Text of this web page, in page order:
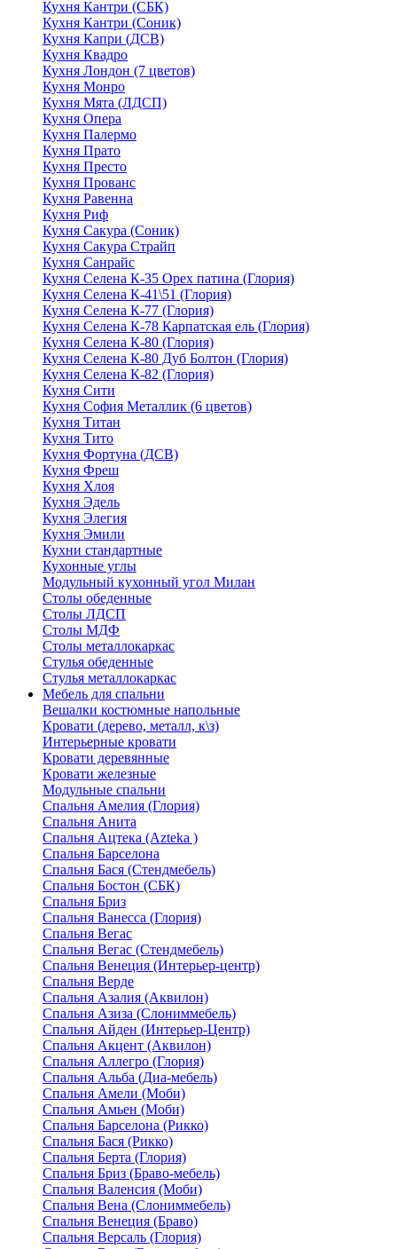
Кухня Кантри (СБК)
Кухня Кантри (Соник)
Кухня Капри (ДСВ)
Кухня Квадро
Кухня Лондон (7 цветов)
Кухня Монро
Кухня Мята (ЛДСП)
Кухня Опера
Кухня Палермо
Кухня Прато
Кухня Престо
Кухня Прованс
Кухня Равенна
Кухня Риф
Кухня Сакура (Соник)
Кухня Сакура Страйп
Кухня Санрайс
Кухня Селена К-35 Орех патина (Глория)
Кухня Селена К-41\51 (Глория)
Кухня Селена К-77 (Глория)
Кухня Селена К-78 Карпатская ель (Глория)
Кухня Селена К-80 (Глория)
Кухня Селена К-80 Дуб Болтон (Глория)
Кухня Селена К-82 (Глория)
Кухня Сити
Кухня София Металлик (6 цветов)
Кухня Титан
Кухня Тито
Кухня Фортуна (ДСВ)
Кухня Фреш
Кухня Хлоя
Кухня Эдель
Кухня Элегия
Кухня Эмили
Кухни стандартные
Кухонные углы
Модульный кухонный угол Милан
Столы обеденные
Столы ЛДСП
Столы МДФ
Столы металлокаркас
Стулья обеденные
Стулья металлокаркас
Мебель для спальни
Вешалки костюмные напольные
Кровати (дерево, металл, к\з)
Интерьерные кровати
Кровати деревянные
Кровати железные
Модульные спальни
Спальня Амелия (Глория)
Спальня Анита
Спальня Ацтека (Azteka )
Спальня Барселона
Спальня Бася (Стендмебель)
Спальня Бостон (СБК)
Спальня Бриз
Спальня Ванесса (Глория)
Спальня Вегас
Спальня Вегас (Стендмебель)
Спальня Венеция (Интерьер-центр)
Спальня Верде
Спальня Азалия (Аквилон)
Спальня Азиза (Слониммебель)
Спальня Айден (Интерьер-Центр)
Спальня Акцент (Аквилон)
Спальня Аллегро (Глория)
Спальня Альба (Диа-мебель)
Спальня Амели (Моби)
Спальня Амьен (Моби)
Спальня Барселона (Рикко)
Спальня Бася (Рикко)
Спальня Берта (Глория)
Спальня Бриз (Браво-мебель)
Спальня Валенсия (Моби)
Спальня Вена (Слониммебель)
Спальня Венеция (Браво)
Спальня Версаль (Глория)